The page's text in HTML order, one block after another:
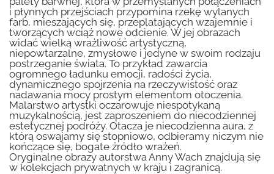
i płynnych przejściach przypomina rzekę wylanych
farb, mieszających się, przeplatających wzajemnie i
tworzących wciąż nowe odcienie. W jej obrazach
widać wielką wrażliwość artystyczną,
niepowtarzalne, zmysłowe i jedyne w swoim rodzaju
postrzeganie świata. To przykład zawarcia
ogromnego ładunku emocji, radości życia,
dynamicznego spojrzenia na rzeczywistość oraz
nadawania mocy prostym elementom otoczenia.
Malarstwo artystki oczarowuje niespotykaną
muzykalnością, jest zaproszeniem do niecodziennej
estetycznej podróży. Otacza je niecodzienna aura, z
którą oswajamy się stopniowo, odbieramy niczym nie
kończące się, bogate źródło wrażeń.
Oryginalne obrazy autorstwa Anny Wach znajdują się
w kolekcjach prywatnych w kraju i zagranicą.